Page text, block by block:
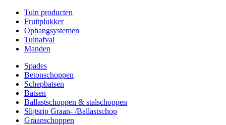
Tuin producten
Fruitplukker
Ophangsystemen
Tuinafval
Manden
Spades
Betonschoppen
Schepbatsen
Batsen
Ballastschoppen & stalschoppen
Slijtsrip Graan- /Ballastschop
Graanschoppen